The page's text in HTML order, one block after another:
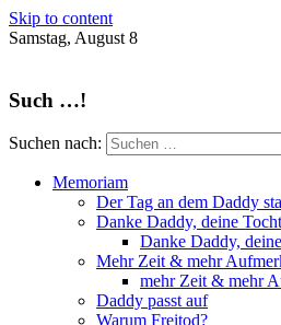
Skip to content
Samstag, August 8
Such …!
Suchen nach:
Memoriam
Der Tag an dem Daddy
Danke Daddy, deine
Danke Daddy,
Mehr Zeit & mehr
mehr Zeit & mehr
Daddy passt auf
Warum Freitod?